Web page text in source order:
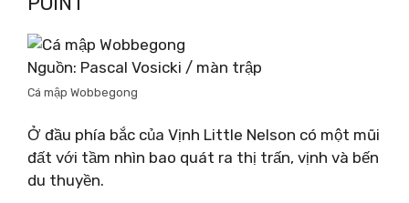
Nguồn: Pascal Vosicki / màn trập
Cá mập Wobbegong
Ở đầu phía bắc của Vịnh Little Nelson có một mũi
đất với tầm nhìn bao quát ra thị trấn, vịnh và bến
du thuyền.